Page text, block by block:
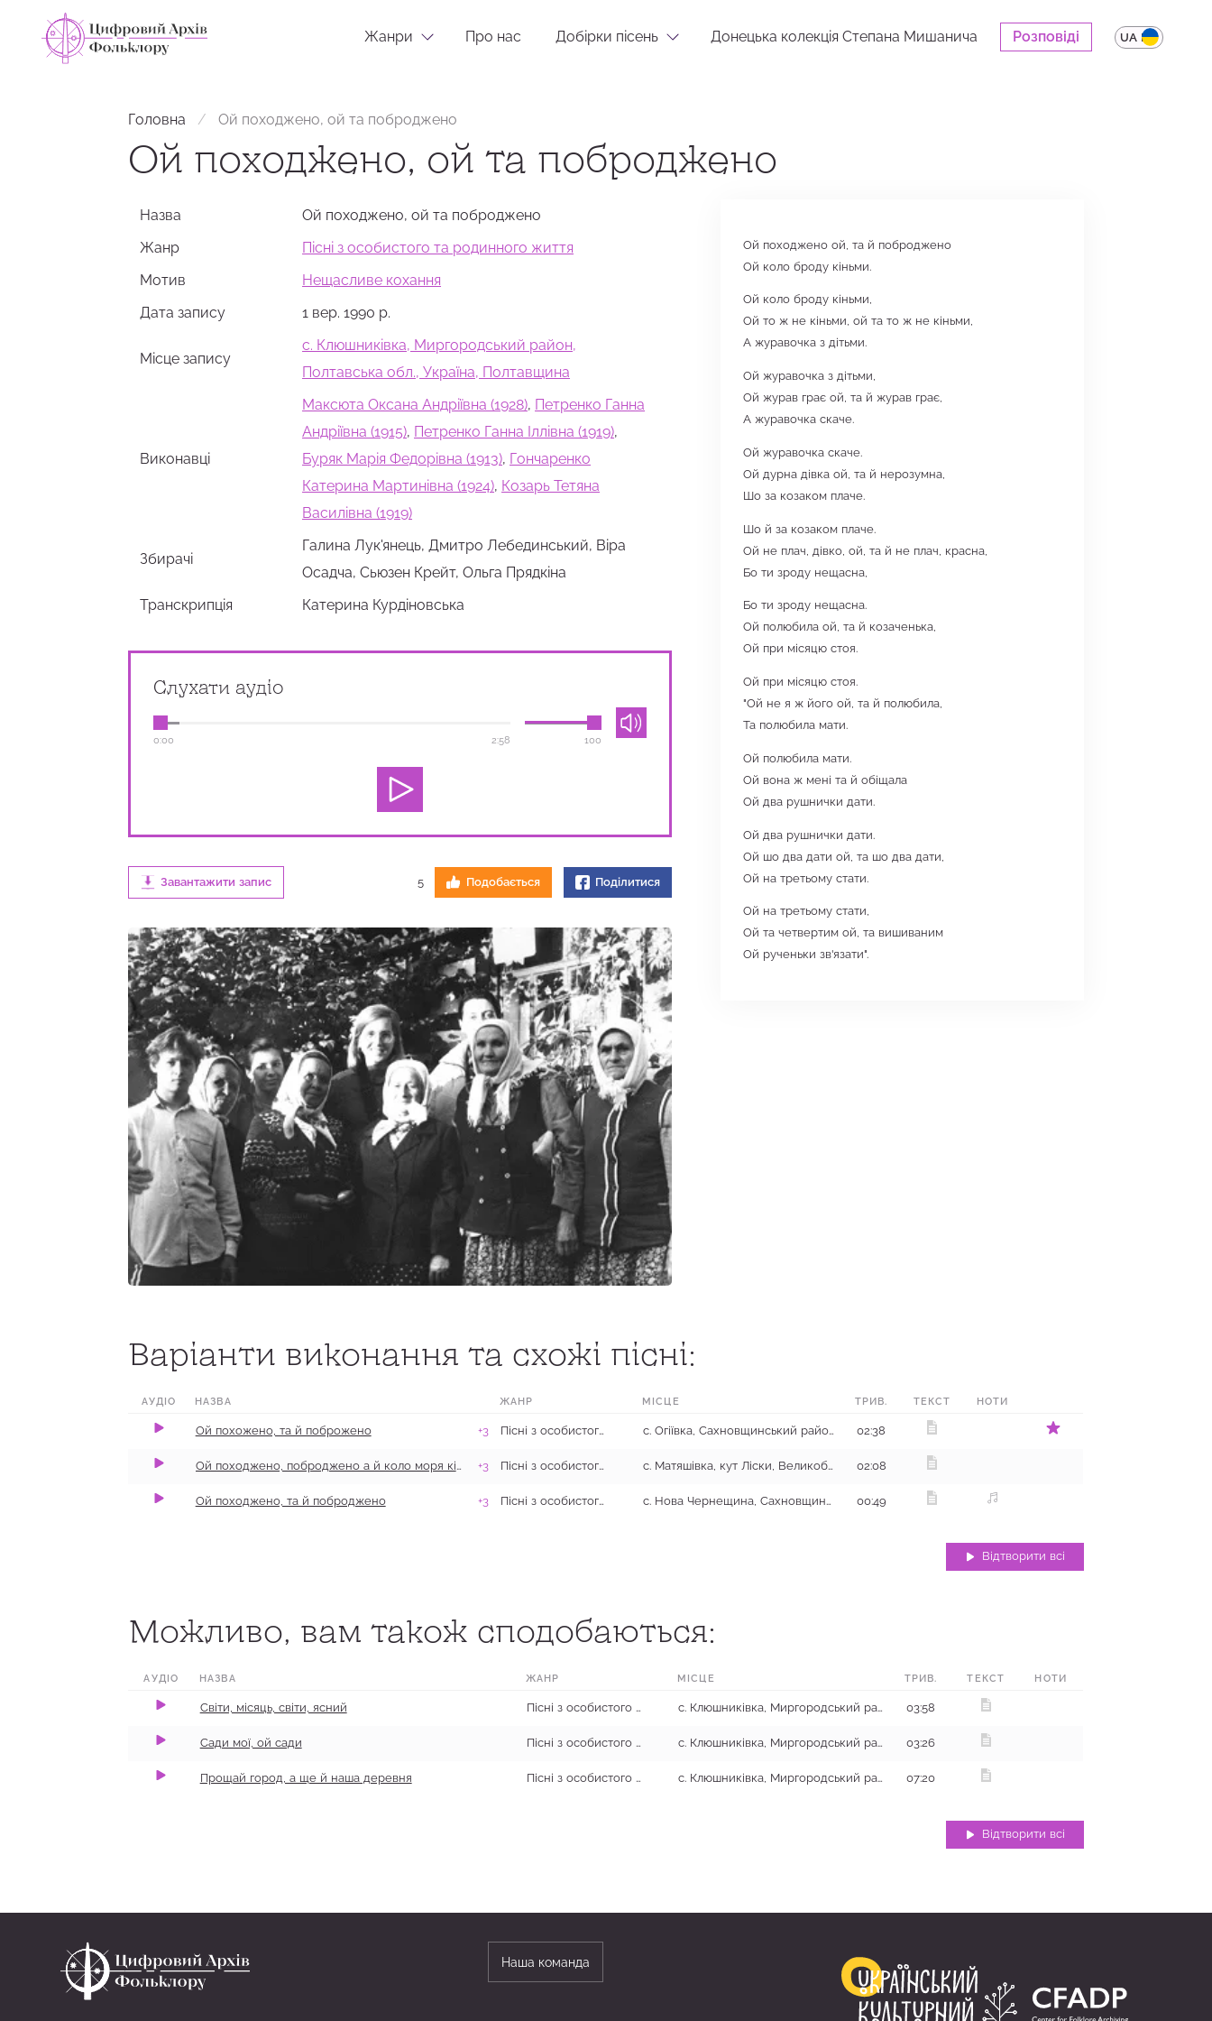
UA EN
Жанри Про нас Добірки пісень Донецька колекція Степана Мишанича Розповіді
Головна Ой походжено, ой та поброджено
Ой походжено, ой та поброджено
Назва Ой походжено, ой та поброджено
Жанр Пісні з особистого та родинного життя
Мотив Нещасливе кохання
Дата запису 1 вер. 1990 р.
Місце запису
с. Клюшниківка, Миргородський район,
Полтавська обл., Україна, Полтавщина
Виконавці
Максюта Оксана Андріївна (1928), Петренко Ганна
Андріївна (1915), Петренко Ганна Іллівна (1919),
Буряк Марія Федорівна (1913), Гончаренко
Катерина Мартинівна (1924), Козарь Тетяна
Василівна (1919)
Збирачi
Галина Лук'янець, Дмитро Лебединський, Віра
Осадча, Сьюзен Крейт, Ольга Прядкіна
Транскрипція Катерина Курдіновська
Слухати аудіо
0:00 2:58 100
Завантажити запис 5 Подобається Поділитися
Ой походжено ой, та й поброджено
Ой коло броду кіньми.
Ой коло броду кіньми,
Ой то ж не кіньми, ой та то ж не кіньми,
А журавочка з дітьми.
Ой журавочка з дітьми,
Ой журав грає ой, та й журав грає,
А журавочка скаче.
Ой журавочка скаче.
Ой дурна дівка ой, та й нерозумна,
Шо за козаком плаче.
Шо й за козаком плаче.
Ой не плач, дівко, ой, та й не плач, красна,
Бо ти зроду нещасна,
Бо ти зроду нещасна.
Ой полюбила ой, та й козаченька,
Ой при місяцю стоя.
Ой при місяцю стоя.
"Ой не я ж його ой, та й полюбила,
Та полюбила мати.
Ой полюбила мати.
Ой вона ж мені та й обіщала
Ой два рушнички дати.
Ой два рушнички дати.
Ой шо два дати ой, та шо два дати,
Ой на третьому стати.
Ой на третьому стати,
Ой та четвертим ой, та вишиваним
Ой рученьки зв'язати".
Варіанти виконання та схожі пісні:
АУДІО НАЗВА ЖАНР МІСЦЕ ТРИВ. ТЕКСТ НОТИ
Ой похожено, та й поброжено +3 Пісні з особистого та родинного життя с. Огіївка, Сахновщинський район 02:38
Ой походжено, поброджено а й коло моря кіньми +3 Пісні з особистого та родинного життя с. Матяшівка, кут Ліски, Великобагачанський район 02:08
Ой походжено, та й поброджено +3 Пісні з особистого та родинного життя с. Нова Чернещина, Сахновщинський район 00:49
Відтворити всі
Можливо, вам також сподобаються:
АУДІО НАЗВА ЖАНР МІСЦЕ ТРИВ. ТЕКСТ НОТИ
Світи, місяць, світи, ясний Пісні з особистого та родинного життя с. Клюшниківка, Миргородський район 03:58
Сади мої, ой сади Пісні з особистого та родинного життя с. Клюшниківка, Миргородський район 03:26
Прощай город, а ще й наша деревня Пісні з особистого та родинного життя с. Клюшниківка, Миргородський район 07:20
Відтворити всі
Наша команда